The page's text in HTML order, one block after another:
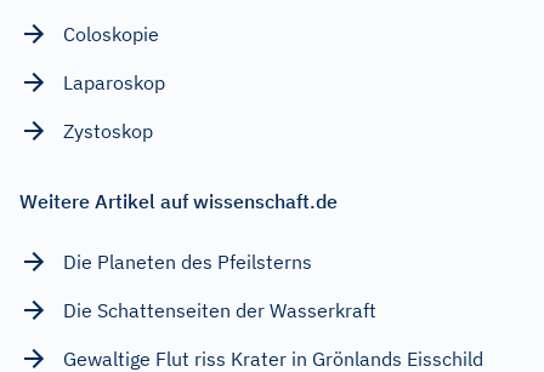
Coloskopie
Laparoskop
Zystoskop
Weitere Artikel auf wissenschaft.de
Die Planeten des Pfeilsterns
Die Schattenseiten der Wasserkraft
Gewaltige Flut riss Krater in Grönlands Eisschild